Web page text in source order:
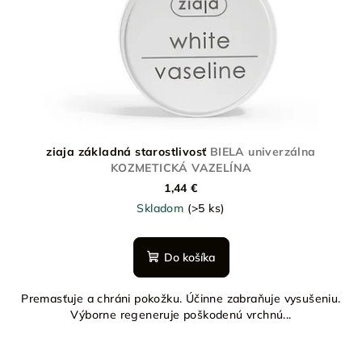
ziaja základná starostlivosť BIELA univerzálna
KOZMETICKÁ VAZELÍNA
1,44 €
Skladom (>5 ks)
Do košíka
Premasťuje a chráni pokožku. Účinne zabraňuje vysušeniu.
Výborne regeneruje poškodenú vrchnú...